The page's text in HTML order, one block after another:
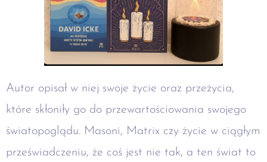
Autor opisał w niej swoje życie oraz przeżycia,
które skłoniły go do przewartościowania swojego
światopoglądu. Masoni, Matrix czy życie w ciągłym
przeświadczeniu, że coś jest nie tak, a ten świat to